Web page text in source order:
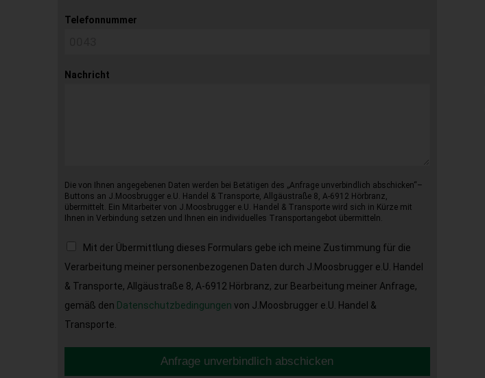
Telefonnummer
Nachricht
Die von Ihnen angegebenen Daten werden bei Betätigen des „Anfrage unverbindlich abschicken“–
Buttons an J.Moosbrugger e.U. Handel & Transporte, Allgäustraße 8, A-6912 Hörbranz,
übermittelt. Ein Mitarbeiter von J.Moosbrugger e.U. Handel & Transporte wird sich in Kürze mit
Ihnen in Verbindung setzen und Ihnen ein individuelles Transportangebot übermitteln.
Mit der Übermittlung dieses Formulars gebe ich meine Zustimmung für die
Verarbeitung meiner personenbezogenen Daten durch J.Moosbrugger e.U. Handel
& Transporte, Allgäustraße 8, A-6912 Hörbranz, zur Bearbeitung meiner Anfrage,
gemäß den Datenschutzbedingungen von J.Moosbrugger e.U. Handel &
Transporte.
Anfrage unverbindlich abschicken